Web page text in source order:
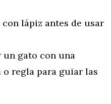
lápiz antes de usar
un gato con una
regla para guiar las